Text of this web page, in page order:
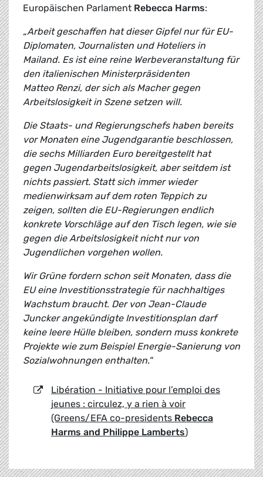
Europäischen Parlament Rebecca Harms:
„Arbeit geschaffen hat dieser Gipfel nur für EU-
Diplomaten, Journalisten und Hoteliers in
Mailand. Es ist eine reine Werbeveranstaltung für
den italienischen Ministerpräsidenten
Matteo Renzi, der sich als Macher gegen
Arbeitslosigkeit in Szene setzen will.
Die Staats- und Regierungschefs haben bereits
vor Monaten eine Jugendgarantie beschlossen,
die sechs Milliarden Euro bereitgestellt hat
gegen Jugendarbeitslosigkeit, aber seitdem ist
nichts passiert. Statt sich immer wieder
medienwirksam auf dem roten Teppich zu
zeigen, sollten die EU-Regierungen endlich
konkrete Vorschläge auf den Tisch legen, wie sie
gegen die Arbeitslosigkeit nicht nur von
Jugendlichen vorgehen wollen.
Wir Grüne fordern schon seit Monaten, dass die
EU eine Investitionsstrategie für nachhaltiges
Wachstum braucht. Der von Jean-Claude
Juncker angekündigte Investitionsplan darf
keine leere Hülle bleiben, sondern muss konkrete
Projekte wie zum Beispiel Energie-Sanierung von
Sozialwohnungen enthalten."
Libération - Initiative pour l’emploi des
jeunes : circulez, y a rien à voir
(Greens/EFA co-presidents Rebecca
Harms and Philippe Lamberts)